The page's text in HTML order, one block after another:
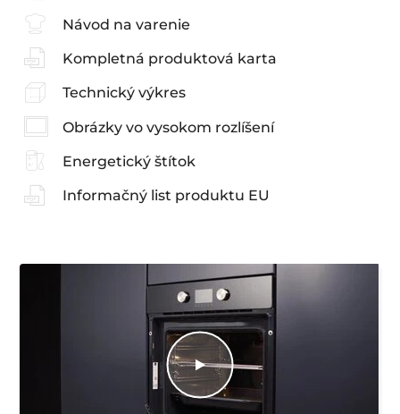
Návod na varenie
Kompletná produktová karta
Technický výkres
Obrázky vo vysokom rozlíšení
Energetický štítok
Informačný list produktu EU